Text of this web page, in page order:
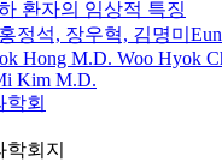
환자의 임상적 특징
정석, 장우혁, 김명미 Eun
Hong M.D. Woo Hyok
Kim M.D.
학회
회지